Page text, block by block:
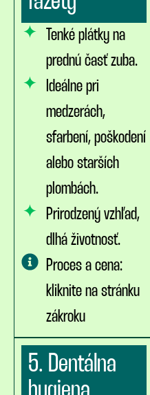
Tenké plátky na
prednú časť zuba.
Ideálne pri
medzerách,
sfarbení, poškodení
alebo starších
plombách.
Prirodzený vzhľad,
dlhá životnosť.
Proces a cena:
kliknite na stránku
zákroku
5. Dentálna